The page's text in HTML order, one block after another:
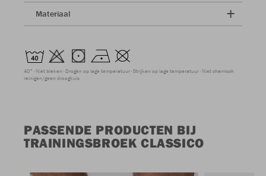
Materiaal
40° Niet bleken Drogen op lage temperatuur Strijken op lage temperatuur Niet chemisch
reinigen/geen droogkuis
PASSENDE PRODUCTEN BIJ
TRAININGSBROEK CLASSICO